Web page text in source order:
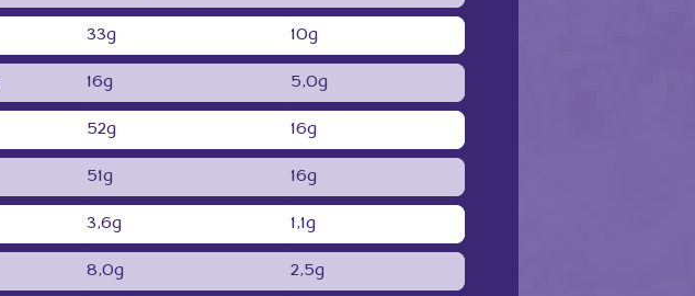
33g 10g
16g 5,0g
52g 16g
51g 16g
3,6g 1,1g
8,0g 2,5g